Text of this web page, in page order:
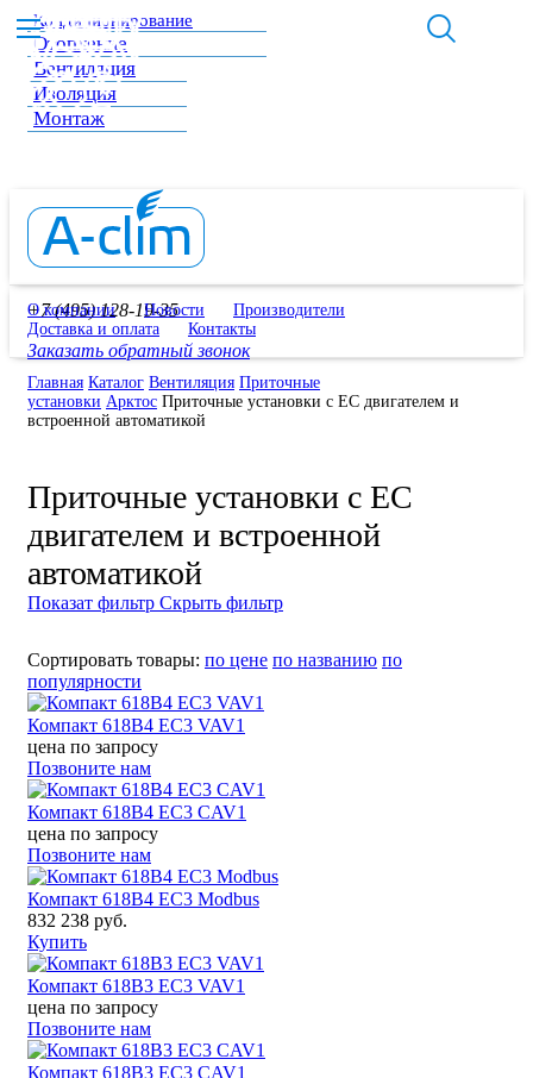
Кондиционирование
Отопление
Вентиляция
Изоляция
Монтаж
+7 (495) 128-19-35
Заказать обратный звонок
О компании Новости
Производители
Доставка и оплата
Контакты
Главная Каталог Вентиляция Приточные
установки Арктос Приточные установки с ЕС двигателем и
встроенной автоматикой
Приточные установки с ЕС
двигателем и встроенной
автоматикой
Показат фильтр Скрыть фильтр
Сортировать товары: по цене по названию по
популярности
Компакт 618B4 EC3 VAV1
цена по запросу
Позвоните нам
Компакт 618B4 EC3 CAV1
цена по запросу
Позвоните нам
Компакт 618B4 EC3 Modbus
832 238 руб.
Купить
Компакт 618B3 EC3 VAV1
цена по запросу
Позвоните нам
Компакт 618B3 EC3 CAV1